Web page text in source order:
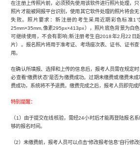
在注册上传照片前，必须预先使用该软件进行照片处理，
照片才能被网报平台识别，使用其它软件处理的照片将会
失败。照片要求：新注册的考生采用近期彩色标准1
25mm×35mm,像素295px×413px），照片底色背景为白
可继续使用，不会有影响;新注册考生自2018年2月22日
片）。报名照片将用于准考证、考场座次表、证书、证书
用。
在确认所填报、选择和上传的信息后，报考人员需在规定
必查看“缴费状态”是否为缴费成功。过期未缴费或缴费未
费成功，系统将不予退费。缴费完成之后，报考人员即完成
特别提醒：
（1）由于提交在线核验，需经24小时后才能再登陆报名
够的报名时间。
（2）未缴费前，报考人员可以点击“修改报考信息”自行修改